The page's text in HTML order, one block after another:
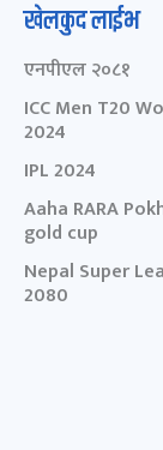
खेलकुद लाईभ
एनपीएल २०८१
ICC Men T20
2024
IPL 2024
Aaha RARA
gold cup
Nepal Super
2080